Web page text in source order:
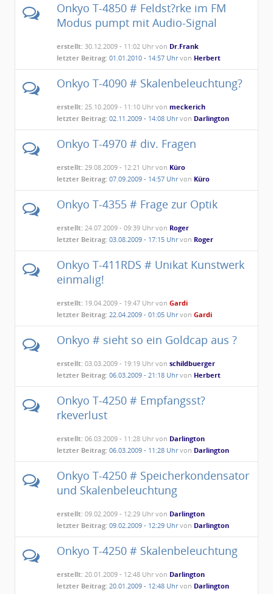
Onkyo T-4850 # Feldst?rke im FM
Modus pumpt mit Audio-Signal
erstellt: 30.12.2009 - 11:02 Uhr von Dr.Frank
letzter Beitrag: 01.01.2010 - 14:57 Uhrvon Herbert
Onkyo T-4090 # Skalenbeleuchtung?
erstellt: 25.10.2009 - 11:10 Uhr vonmeckerich
letzter Beitrag: 02.11.2009 - 14:08 Uhrvon Darlington
Onkyo T-4970 # div. Fragen
erstellt: 29.08.2009 - 12:21 Uhr von Küro
letzter Beitrag: 07.09.2009 - 14:57 Uhrvon Küro
Onkyo T-4355 # Frage zur Optik
erstellt: 24.07.2009 - 09:39 Uhr von Roger
letzter Beitrag: 03.08.2009 - 17:15 Uhrvon Roger
Onkyo T-411RDS # Unikat Kunstwerk
einmalig!
erstellt: 19.04.2009 - 19:47 Uhr vonGardi
letzter Beitrag: 22.04.2009 - 01:05 UhrvonGardi
Onkyo # sieht so ein Goldcap aus ?
erstellt: 03.03.2009 - 19:19 Uhr vonschildbuerger
letzter Beitrag: 06.03.2009 - 21:18 Uhrvon Herbert
Onkyo T-4250 # Empfangsst?
rkeverlust
erstellt: 06.03.2009 - 11:28 Uhr von Darlington
letzter Beitrag: 06.03.2009 - 11:28 Uhrvon Darlington
Onkyo T-4250 # Speicherkondensator
und Skalenbeleuchtung
erstellt: 09.02.2009 - 12:29 Uhr von Darlington
letzter Beitrag: 09.02.2009 - 12:29 Uhrvon Darlington
Onkyo T-4250 # Skalenbeleuchtung
erstellt: 20.01.2009 - 12:48 Uhr von Darlington
letzter Beitrag: 20.01.2009 - 12:48 Uhrvon Darlington